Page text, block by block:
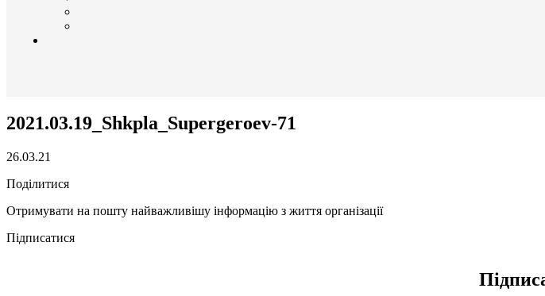
2021.03.19_Shkpla_Supergeroev-71
26.03.21
Поділитися
Отримувати на пошту найважливішу інформацію з життя організації
Підписатися